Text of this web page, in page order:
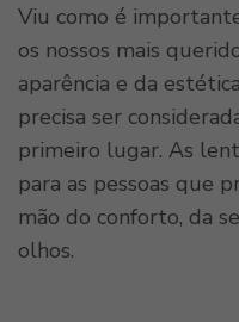
Viu como é
os nossos mais
aparência e da
precisa ser
primeiro lugar. As
para as pessoas que
mão do conforto, da
olhos.